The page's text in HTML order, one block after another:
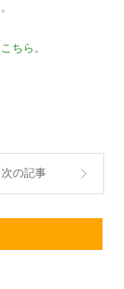
。
こちら 。
次の記事